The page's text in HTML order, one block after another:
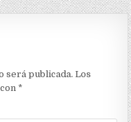
será publicada. Los
*